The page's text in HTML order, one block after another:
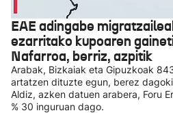
EAE adingabe
ezarritako kupoaren
Nafarroa, berriz, azpitik
Arabak, Bizkaiak eta Gipuzkoak
artatzen dituzte egun, berez
Aldiz, azken datuen arabera, Foru
% 30 inguruan dago.